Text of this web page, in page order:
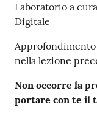
Piani
Archivio
storico
Decentrate
Laboratorio a
Digitale
nella lezione
Non occorre la
portare con te il